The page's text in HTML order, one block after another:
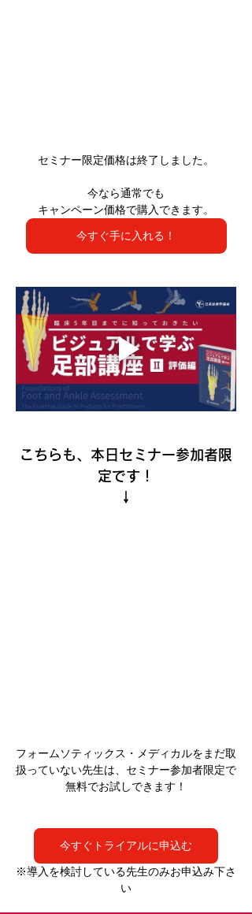
セミナー限定価格は終了しました。
今なら通常でも
キャンペーン価格で購入できます。
今すぐ手に入れる！
こちらも、本日セミナー参加者限
定です！
↓
フォームソティックス・メディカルをまだ取
扱っていない先生は、セミナー参加者限定で
無料でお試しできます！
今すぐトライアルに申込む
※導入を検討している先生のみお申込み下さ
い